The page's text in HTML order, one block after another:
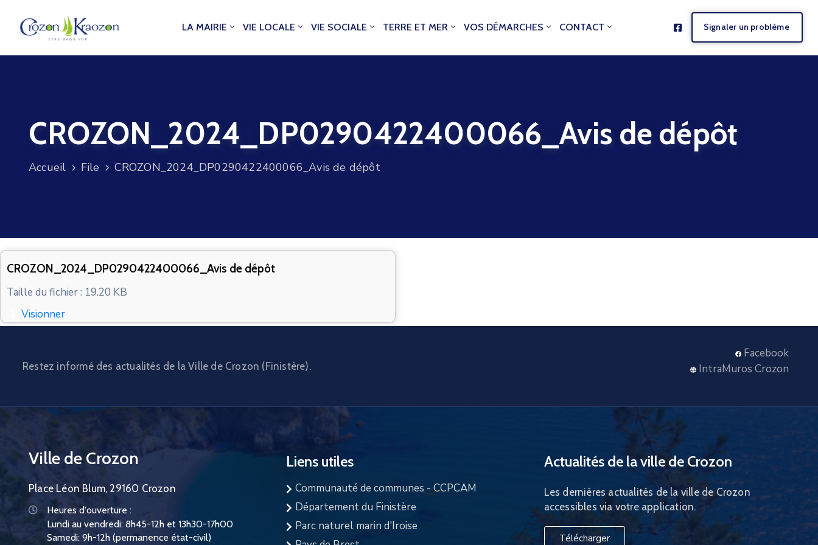
LA MAIRIE VIE LOCALE VIE SOCIALE TERRE ET MER VOS DÉMARCHES CONTACT Signaler un problème
CROZON_2024_DP0290422400066_Avis de dépôt
Accueil File CROZON_2024_DP0290422400066_Avis de dépôt
CROZON_2024_DP0290422400066_Avis de dépôt
Taille du fichier : 19.20 KB
Visionner
Restez informé des actualités de la Ville de Crozon (Finistère).
Facebook
IntraMuros Crozon
Ville de Crozon
Place Léon Blum, 29160 Crozon
Heures d'ouverture :
Lundi au vendredi: 8h45-12h et 13h30-17h00
Samedi: 9h-12h (permanence état-civil)
Liens utiles
Communauté de communes - CCPCAM
Département du Finistère
Parc naturel marin d'Iroise
Actualités de la ville de Crozon
Les dernières actualités de la ville de Crozon
accessibles via votre application.
Télécharger